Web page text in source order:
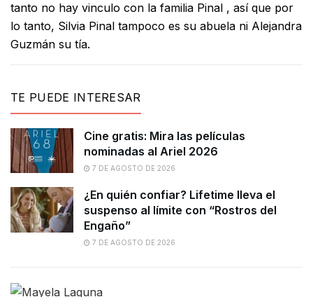
tanto no hay vinculo con la familia Pinal , así que por
lo tanto, Silvia Pinal tampoco es su abuela ni Alejandra
Guzmán su tía.
TE PUEDE INTERESAR
Cine gratis: Mira las películas
nominadas al Ariel 2026
7 DE AGOSTO DE 2026
¿En quién confiar? Lifetime lleva el
suspenso al límite con “Rostros del
Engaño”
7 DE AGOSTO DE 2026